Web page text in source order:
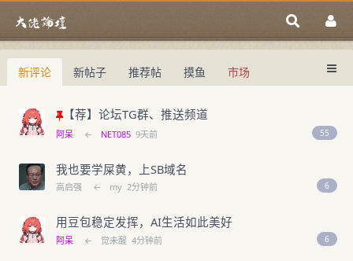
新评论 新帖子 推荐帖 摸鱼 市场
中国域名论坛
大佬论坛专注域名交易、域名投资、域名
中国域名论坛
【荐】论坛TG群、推送频道
阿呆 ← NET085 9天前 55
我也要学屎黄，上SB域名
高启强 ← my 2分钟前 6
用豆包稳定发挥，AI生活如此美好
阿呆 ← 觉未醒 4分钟前 6